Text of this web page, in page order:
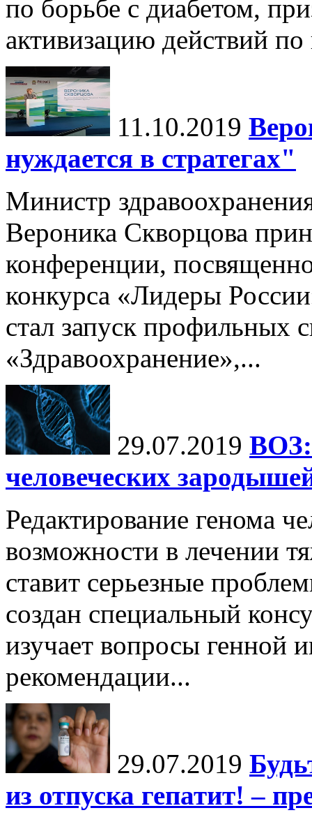
по борьбе с диабетом,
активизацию действий
11.10.2019
нуждается в стратегах"
Министр
Вероника Скворцова
конференции,
конкурса «Лидеры
стал запуск профильных
«Здравоохранение»,...
29.07.2019 ВОЗ:
человеческих
Редактирование генома
возможности в лечении
ставит серьезные
создан специальный
изучает вопросы генной
рекомендации...
29.07.2019
из отпуска гепатит! –